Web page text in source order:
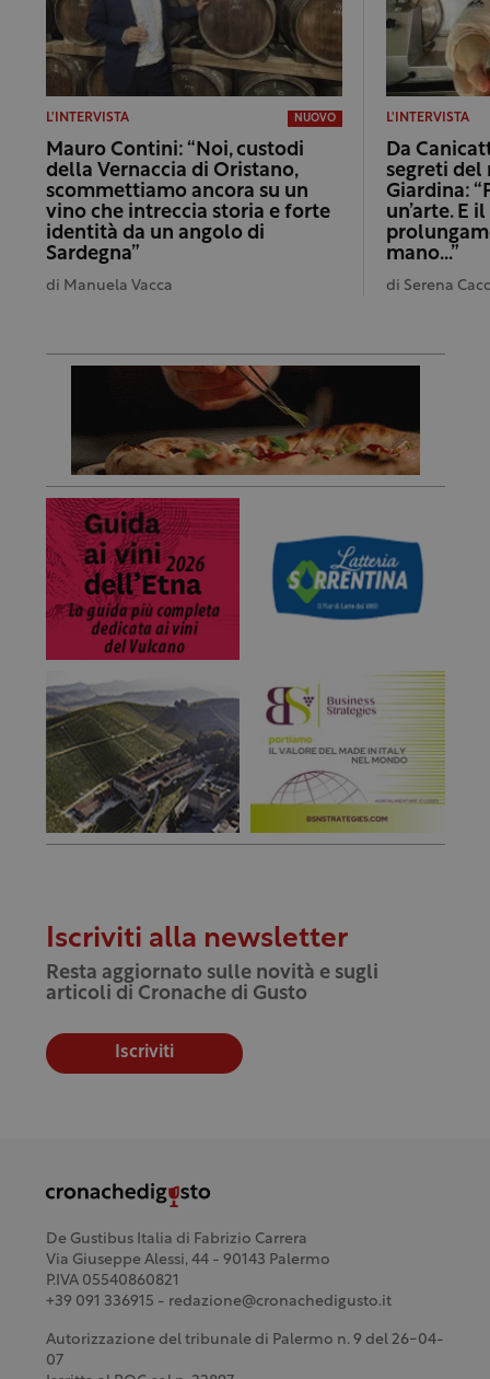
L'INTERVISTA NUOVO
Mauro Contini: “Noi, custodi
della Vernaccia di Oristano,
scommettiamo ancora su un
vino che intreccia storia e forte
identità da un angolo di
Sardegna”
di Manuela Vacca
L'INTERVISTA
Da
segreti del
Giardina:
un’arte. E
mano…”
di Serena
Iscriviti alla newsletter
Resta aggiornato sulle novità e sugli
articoli di Cronache di Gusto
Iscriviti
De Gustibus Italia di Fabrizio Carrera
Via Giuseppe Alessi, 44 - 90143 Palermo
P.IVA 05540860821
+39 091 336915 - redazione@cronachedigusto.it
Autorizzazione del tribunale di Palermo n. 9 del 26-04-
07